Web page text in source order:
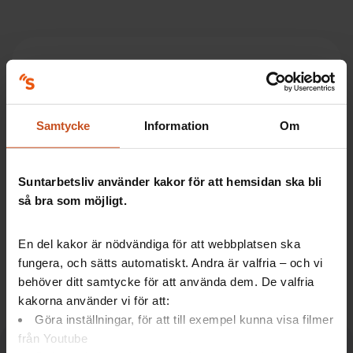
Samtycke Information Om
Suntarbetsliv använder kakor för att hemsidan ska bli
så bra som möjligt.
En del kakor är nödvändiga för att webbplatsen ska
fungera, och sätts automatiskt. Andra är valfria – och vi
behöver ditt samtycke för att använda dem. De valfria
kakorna använder vi för att:
Göra inställningar, för att till exempel kunna visa filmer
från Youtube
Se stressen i tid – testa dig själv
Så tog de tag i stressen - med
Stressdialogen
Effektivare medarbetare med träning på
arbetstid